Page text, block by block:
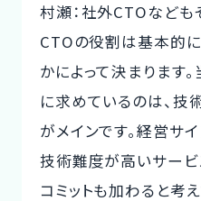
村瀬：社外CTOなども
CTOの役割は基本的
かによって決まります
に求めているのは、技
がメインです。経営サ
技術難度が高いサー
コミットも加わると考え